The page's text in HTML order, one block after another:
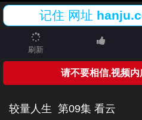
记住 网址
刷新
请不要相信,视频
较量人生 第09集 看云